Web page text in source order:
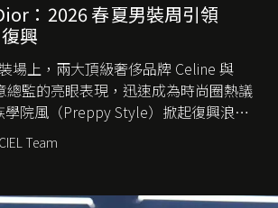
：2026 春夏男裝周引領
興
場上，兩大頂級奢侈品牌 Celine 與
總監的亮眼表現，迅速成為時尚圈熱議
院風（Preppy Style）掀起復興浪
再度回到大眾視線。
Team